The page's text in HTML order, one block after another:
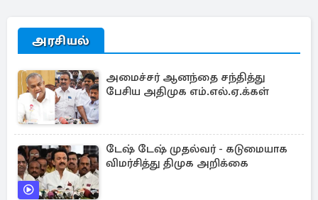
அரசியல்
அமைச்சர் ஆனந்தை சந்தித்து
பேசிய அதிமுக எம்.எல்.ஏ.க்கள்
டேஷ் டேஷ் முதல்வர் - கடுமையாக
விமர்சித்து திமுக அறிக்கை